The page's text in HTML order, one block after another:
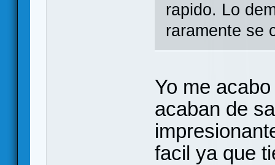
rapido. Lo
raramente se
Yo me
acaban de
facil ya que